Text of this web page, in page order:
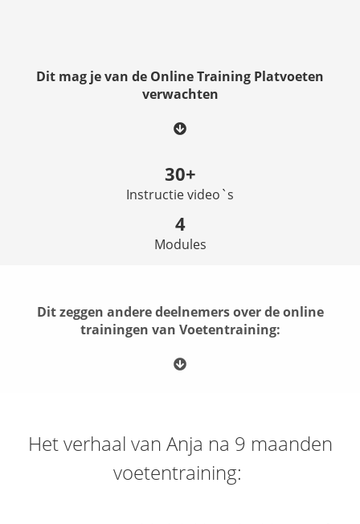
Dit mag je van de Online Training Platvoeten
verwachten
30+
Instructie video`s
4
Modules
Dit zeggen andere deelnemers over de online
trainingen van Voetentraining:
Het verhaal van Anja na 9 maanden
voetentraining: